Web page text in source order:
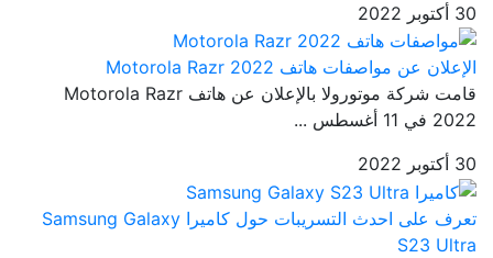
30 أكتوبر 2022
الإعلان عن مواصفات هاتف Motorola Razr 2022
قامت شركة موتورولا بالإعلان عن هاتف Motorola Razr
2022 في 11 أغسطس ...
30 أكتوبر 2022
تعرف على احدث التسريبات حول كاميرا Samsung Galaxy
S23 Ultra